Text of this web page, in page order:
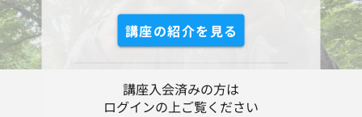
講座の紹介を見る
講座入会済みの方は
ログインの上ご覧ください